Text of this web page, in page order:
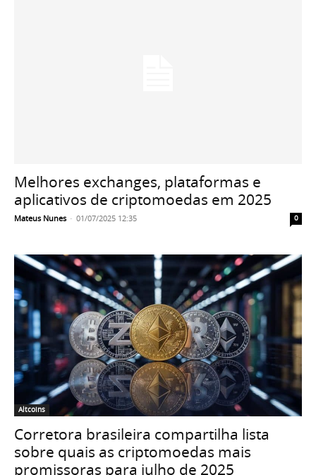
Melhores exchanges, plataformas e
aplicativos de criptomoedas em 2025
Mateus Nunes - 01/07/2025 12:35 0
Altcoins
Corretora brasileira compartilha lista
sobre quais as criptomoedas mais
promissoras para julho de 2025